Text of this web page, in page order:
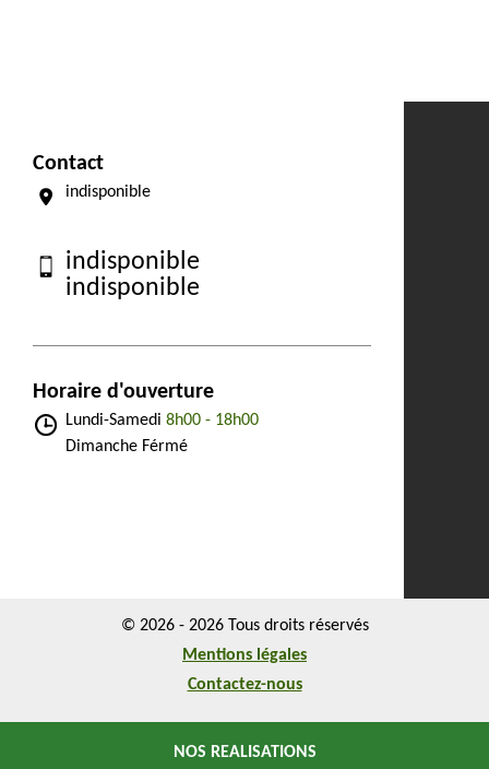
NOS REALISATIONS
NOS REALISATIONS
Contact
indisponible
indisponible
indisponible
Horaire d'ouverture
Lundi-Samedi 8h00 - 18h00
Dimanche Férmé
© 2026 - 2026 Tous droits réservés
Mentions légales
Contactez-nous